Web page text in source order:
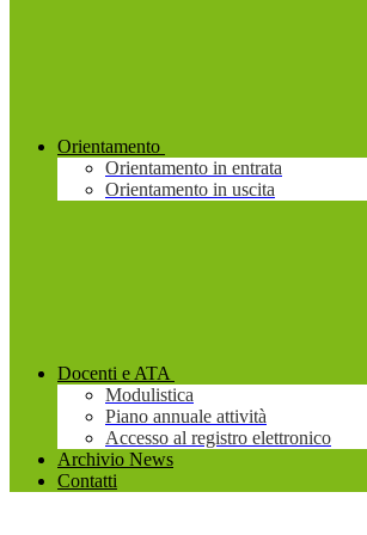
Orientamento
Orientamento in entrata
Orientamento in uscita
Docenti e ATA
Modulistica
Piano annuale attività
Accesso al registro elettronico
Archivio News
Contatti